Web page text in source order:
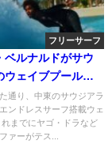
フリーサーフ
ベルナルドがサウ
ウェイブプール
ーフィン動画
通り、中東のサウジアラ
ンドレスサーフ搭載ウェ
までにヤゴ・ドラなど
ァーがテス...